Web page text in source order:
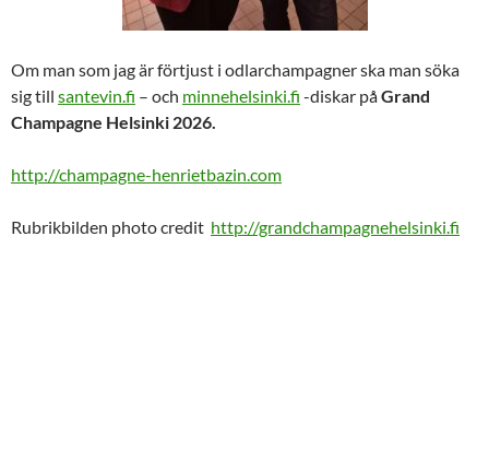
Om man som jag är förtjust i odlarchampagner ska man söka
sig till santevin.fi – och minnehelsinki.fi -diskar påGrand
Champagne Helsinki 2026.
http://champagne-henrietbazin.com
Rubrikbilden photo credit http://grandchampagnehelsinki.fi